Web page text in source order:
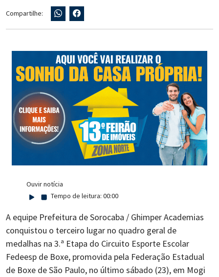
Compartilhe:
Ouvir notícia
Tempo de leitura: 00:00
A equipe Prefeitura de Sorocaba / Ghimper Academias
conquistou o terceiro lugar no quadro geral de
medalhas na 3.ª Etapa do Circuito Esporte Escolar
Fedeesp de Boxe, promovida pela Federação Estadual
de Boxe de São Paulo, no último sábado (23), em Mogi